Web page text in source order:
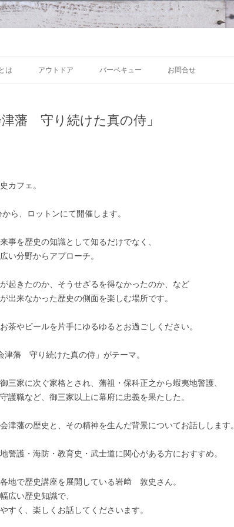
は アウトドア バーベキュー お問合せ
藩 守り続けた真の侍」
カフェ。
ら、ロットンにて開催します。
事を歴史の知識として知るだけでなく、
い分野からアプローチ。
起きたのか、そうせざるを得なかったのか、など
出来なかった歴史の側面を楽しむ場所です。
茶やビールを片手にゆるゆるとお過ごしください。
津藩 守り続けた真の侍」がテーマ。
三家に次ぐ家格とされ、藩祖・保科正之から蝦夷地警護、
護職など、御三家以上に幕府に忠義を果たした。
津藩の歴史と、その精神を生んだ背景についてお話しします。
警護・海防・教育史・武士道に関心がある方におすすめ。
地で歴史講座を展開している岩﨑 敦史さん。
広い歴史知識で、
すく、楽しくお話してくださいます。